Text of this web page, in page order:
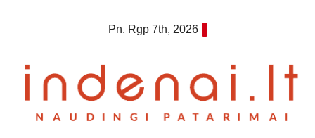
Pn. Rgp 7th, 2026